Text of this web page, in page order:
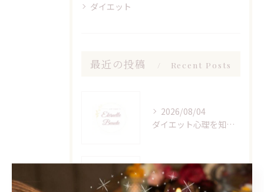
ダイエット
最近の投稿 Recent Posts
2026/08/04
ダイエット心理を知って無理なく続ける心と体の変化サインと習慣化のコツ
2026/07/28
ダイエットと連携が進む滋賀県草津市高島市の健康プロジェクト最新事情